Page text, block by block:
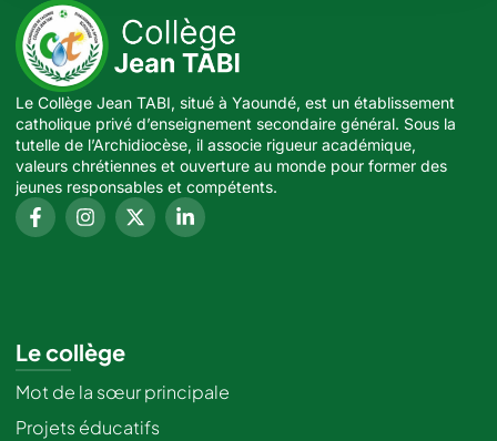
Le Collège Jean TABI, situé à Yaoundé, est un établissement
catholique privé d’enseignement secondaire général. Sous la
tutelle de l’Archidiocèse, il associe rigueur académique,
valeurs chrétiennes et ouverture au monde pour former des
jeunes responsables et compétents.
Le collège
Mot de la sœur principale
Projets éducatifs